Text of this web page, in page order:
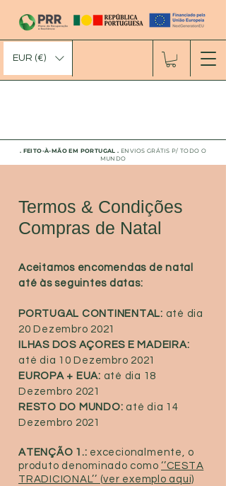
EUR (€)
. FEITO-À-MÃO EM PORTUGAL . ENVIOS GRÁTIS P/ TODO O
MUNDO
Termos & Condições
Compras de Natal
Aceitamos encomendas de natal
até às seguintes datas:
PORTUGAL CONTINENTAL: até dia
20 Dezembro 2021
ILHAS DOS AÇORES E MADEIRA:
até dia 10 Dezembro 2021
EUROPA + EUA: até dia 18
Dezembro 2021
RESTO DO MUNDO: até dia 14
Dezembro 2021
ATENÇÃO 1.: excecionalmente
, o
produto denominado como ‘’CESTA
TRADICIONAL’’ (ver exemplo aqui)